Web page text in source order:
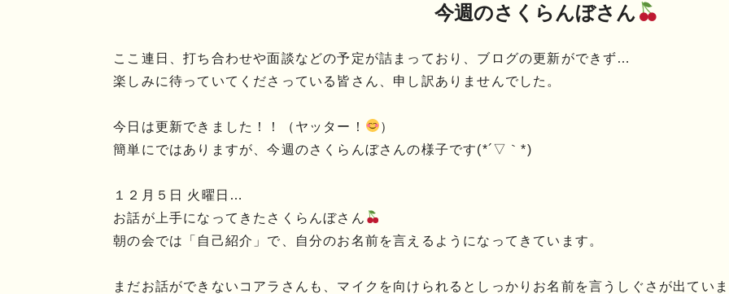
今週のさくらんぼさん
ここ連日、打ち合わせや面談などの予定が詰まっており、ブログの更新ができず…
楽しみに待っていてくださっている皆さん、申し訳ありませんでした。
今日は更新できました！！（ヤッター！
）
簡単にではありますが、今週のさくらんぼさんの様子です(*´▽｀*)
１２月５日 火曜日…
お話が上手になってきたさくらんぼさん
朝の会では「自己紹介」で、自分のお名前を言えるようになってきています。
まだお話ができないコアラさんも、マイクを向けられるとしっかりお名前を言うしぐさが出てい